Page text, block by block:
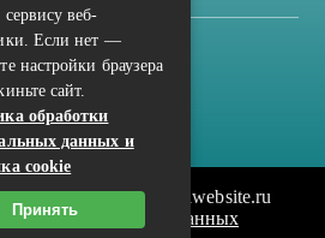
Карта сайта
конфиденциальности
сайта: vilic.ru@mailwebsite.ru
персональных данных
веб-
Если нет —
настройки браузера
сайт.
обработки
данных и
cookie
Принять